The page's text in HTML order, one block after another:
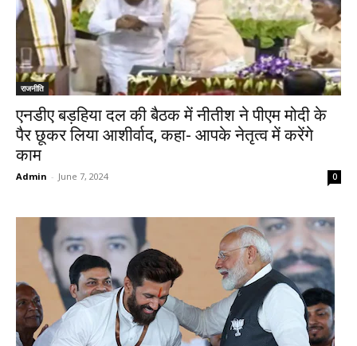
राजनीति
एनडीए बड़हिया दल की बैठक में नीतीश ने पीएम मोदी के
पैर छूकर लिया आशीर्वाद, कहा- आपके नेतृत्व में करेंगे
काम
Admin - June 7, 2024 0